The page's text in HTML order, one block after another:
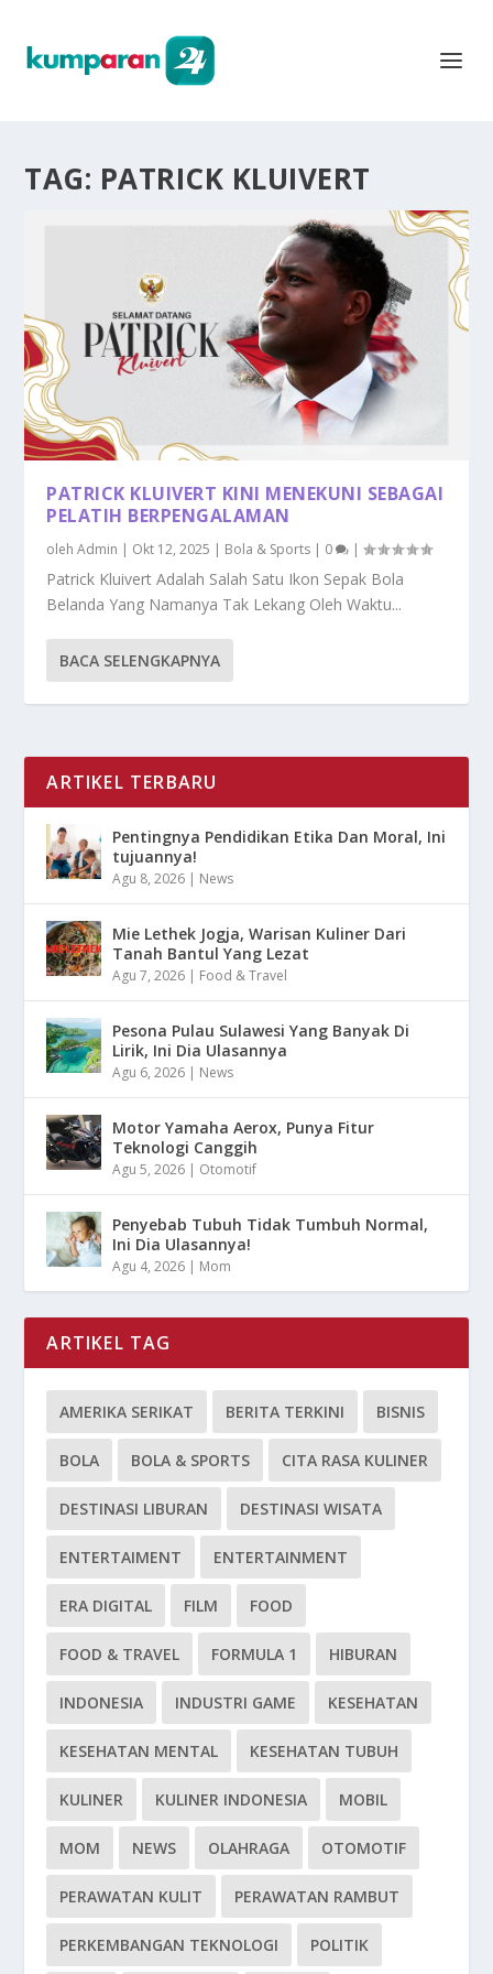
TAG: PATRICK KLUIVERT
PATRICK KLUIVERT KINI MENEKUNI SEBAGAI
PELATIH BERPENGALAMAN
olehAdmin | Okt 12, 2025 | Bola & Sports | 0 |
Patrick Kluivert Adalah Salah Satu Ikon Sepak Bola
Belanda Yang Namanya Tak Lekang Oleh Waktu...
BACA SELENGKAPNYA
ARTIKEL TERBARU
Pentingnya Pendidikan Etika Dan Moral, Ini
tujuannya!
Agu 8, 2026 | News
Mie Lethek Jogja, Warisan Kuliner Dari
Tanah Bantul Yang Lezat
Agu 7, 2026 | Food & Travel
Pesona Pulau Sulawesi Yang Banyak Di
Lirik, Ini Dia Ulasannya
Agu 6, 2026 | News
Motor Yamaha Aerox, Punya Fitur
Teknologi Canggih
Agu 5, 2026 | Otomotif
Penyebab Tubuh Tidak Tumbuh Normal,
Ini Dia Ulasannya!
Agu 4, 2026 | Mom
ARTIKEL TAG
AMERIKA SERIKAT BERITA TERKINI BISNIS
BOLA BOLA & SPORTS CITA RASA KULINER
DESTINASI LIBURAN DESTINASI WISATA
ENTERTAIMENT ENTERTAINMENT
ERA DIGITAL FILM FOOD
FOOD & TRAVEL FORMULA 1 HIBURAN
INDONESIA INDUSTRI GAME KESEHATAN
KESEHATAN MENTAL KESEHATAN TUBUH
KULINER KULINER INDONESIA MOBIL
MOM NEWS OLAHRAGA OTOMOTIF
PERAWATAN KULIT PERAWATAN RAMBUT
PERKEMBANGAN TEKNOLOGI POLITIK